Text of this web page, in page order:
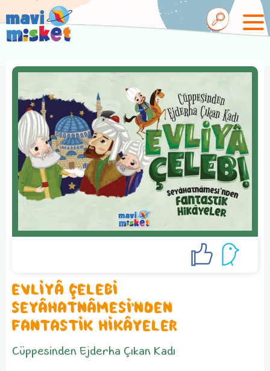
EVLİYÂ ÇELEBİ
SEYÂHATNÂMESİ'NDEN
FANTASTİK HİKÂYELER
Cüppesinden Ejderha Çıkan Kadı